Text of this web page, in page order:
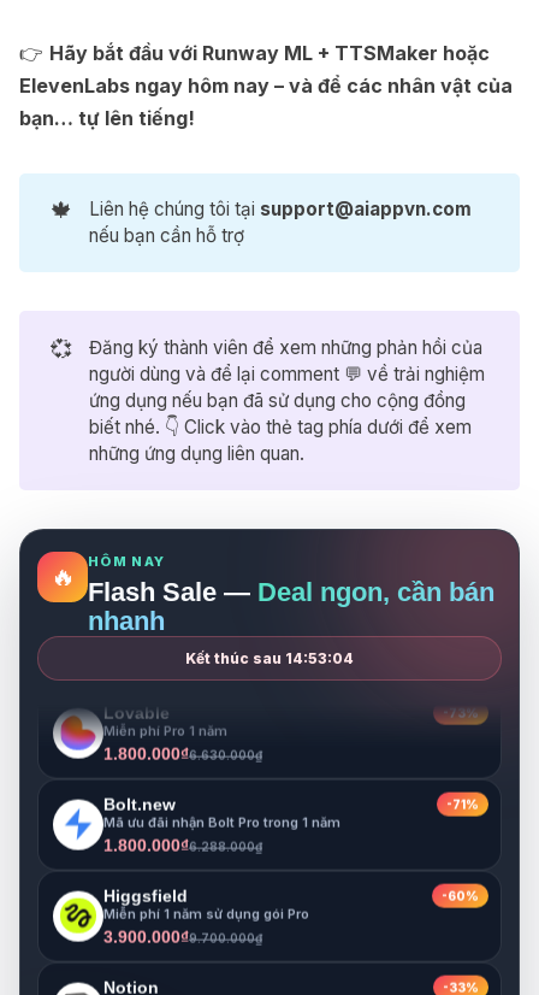
👉 Hãy bắt đầu với Runway ML + TTSMaker hoặc
ElevenLabs ngay hôm nay – và để các nhân vật của
bạn… tự lên tiếng!
🍁 Liên hệ chúng tôi tại support@aiappvn.com
nếu bạn cần hỗ trợ
💞
Đăng ký thành viên để xem những phản hồi của
người dùng và để lại comment 💬 về trải nghiệm
ứng dụng nếu bạn đã sử dụng cho cộng đồng
biết nhé. 👇 Click vào thẻ tag phía dưới để xem
những ứng dụng liên quan.
🔥
HÔM NAY
Flash Sale — Deal ngon, cần bán
nhanh
Kết thúc sau 14:53:03
Mã ưu đãi nhận Bolt Pro trong 1 năm
1.800.000₫ 6.288.000₫
-60%
Higgsfield
Miễn phí 1 năm sử dụng gói Pro
3.900.000₫9.700.000₫
Miễn phí 1 năm cho gói Business
-68%
Gamma
Miễn phí Pro 1 năm
1.800.000₫5.680.000₫
Miễn phí Pro 1 năm
1.800.000₫ 6.630.000₫
-71%
Bolt.new
Mã ưu đãi nhận Bolt Pro trong 1 năm
1.800.000₫6.288.000₫
-60%
Higgsfield
Miễn phí 1 năm sử dụng gói Pro
3.900.000₫9.700.000₫
-33%
Notion
Miễn phí 1 năm cho gói Business